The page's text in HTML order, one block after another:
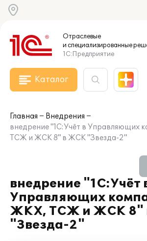
Отраслевые
и специализированные
1С:Предприятие
Каталог
Главная
Внедрения
внедрение "1С:Учёт в Управляющих
ТСЖ и ЖСК 8" в ЖСК "Звезда-2"
внедрение "1С:Учёт
Управляющих
ЖКХ, ТСЖ и ЖСК 8"
"Звезда-2"